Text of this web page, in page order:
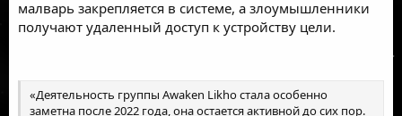
малварь закрепляется в системе, а злоумышленники
получают удаленный доступ к устройству цели.
«Деятельность группы Awaken Likho стала особенно
заметна после 2022 года, она остается активной до сих пор.